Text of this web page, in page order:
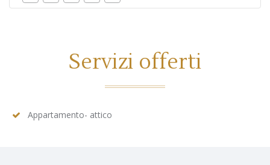
Servizi offerti
Appartamento- attico